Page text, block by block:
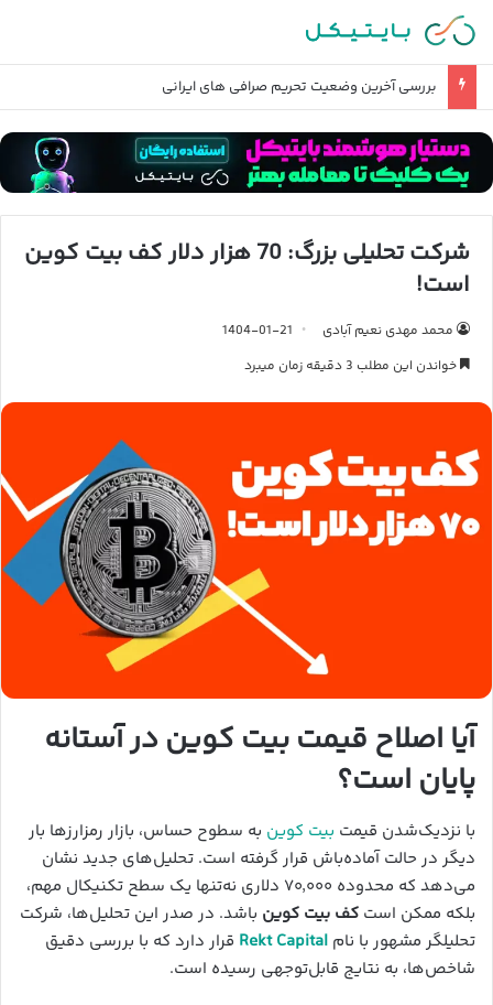
بررسی آخرین وضعیت تحریم صرافی های ایرانی
شرکت تحلیلی بزرگ: 70 هزار دلار کف بیت کوین
است!
محمد مهدی نعیم آبادی
1404-01-21
خواندن این مطلب 3 دقیقه زمان میبرد
آیا اصلاح قیمت بیت کوین در آستانه
پایان است؟
با نزدیک‌شدن قیمت بیت کوین به سطوح حساس، بازار رمزارزها بار
دیگر در حالت آماده‌باش قرار گرفته است. تحلیل‌های جدید نشان
می‌دهد که محدوده ۷۰٬۰۰۰ دلاری نه‌تنها یک سطح تکنیکال مهم،
بلکه ممکن است کف بیت کوین باشد. در صدر این تحلیل‌ها، شرکت
تحلیلگر مشهور با نام Rekt Capital قرار دارد که با بررسی دقیق
شاخص‌ها، به نتایج قابل‌توجهی رسیده است.